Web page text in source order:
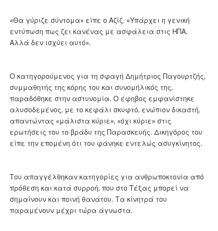
«Θα γύριζε σύντομα» είπε ο Αζίζ. «Υπάρχει η γενική
εντύπωση πως ζει κανένας με ασφάλεια στις ΗΠΑ.
Αλλά δεν ισχύει αυτό».
Ο κατηγορούμενος για τη σφαγή Δημήτριος Παγουρτζής,
συμμαθητής της κόρης του και συνομήλικός της,
παραδόθηκε στην αστυνομία. Ο έφηβος εμφανίστηκε
αλυσοδεμένος, με το κεφάλι σκυφτό, ενώπιον δικαστή,
απαντώντας «μάλιστα κύριε», «όχι κύριε» στις
ερωτήσεις του το βράδυ της Παρασκευής. Δικηγόρος του
είπε την επομένη ότι του φάνηκε εντελώς ασυγκίνητος.
Του απαγγέλθηκαν κατηγορίες για ανθρωποκτονία από
πρόθεση και κατά συρροή, που στο Τέξας μπορεί να
σημαίνουν και ποινή θανάτου. Τα κίνητρά του
παραμένουν μέχρι τώρα άγνωστα.